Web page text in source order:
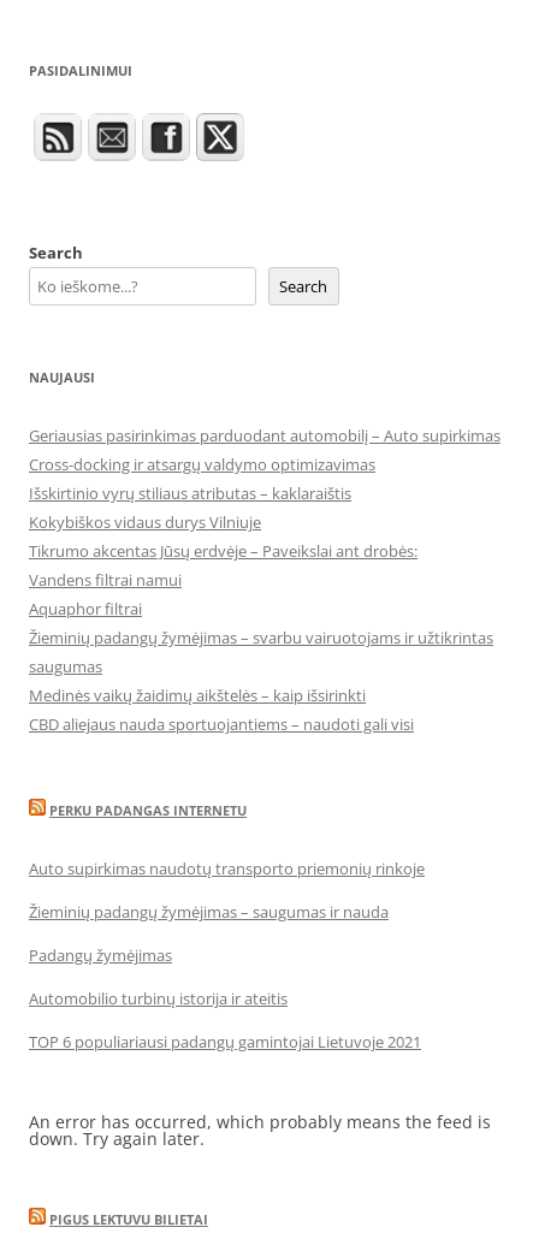
PASIDALINIMUI
Search
Search
NAUJAUSI
Geriausias pasirinkimas parduodant automobilį – Auto supirkimas
Cross-docking ir atsargų valdymo optimizavimas
Išskirtinio vyrų stiliaus atributas – kaklaraištis
Kokybiškos vidaus durys Vilniuje
Tikrumo akcentas Jūsų erdvėje – Paveikslai ant drobės:
Vandens filtrai namui
Aquaphor filtrai
Žieminių padangų žymėjimas – svarbu vairuotojams ir užtikrintas
saugumas
Medinės vaikų žaidimų aikštelės – kaip išsirinkti
CBD aliejaus nauda sportuojantiems – naudoti gali visi
PERKU PADANGAS INTERNETU
Auto supirkimas naudotų transporto priemonių rinkoje
Žieminių padangų žymėjimas – saugumas ir nauda
Padangų žymėjimas
Automobilio turbinų istorija ir ateitis
TOP 6 populiariausi padangų gamintojai Lietuvoje 2021
An error has occurred, which probably means the feed is
down. Try again later.
PIGUS LEKTUVU BILIETAI